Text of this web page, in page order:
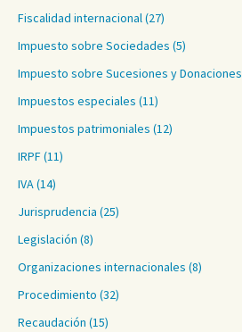
Fiscalidad internacional(27)
Impuesto sobre Sociedades (5)
Impuesto sobre Sucesiones y Donaciones
Impuestos especiales (11)
Impuestos patrimoniales (12)
IRPF(11)
IVA(14)
Jurisprudencia (25)
Legislación (8)
Organizaciones internacionales (8)
Procedimiento (32)
Recaudación (15)